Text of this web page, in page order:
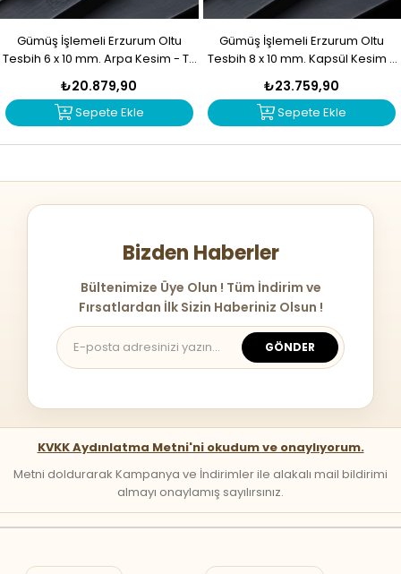
Gümüş İşlemeli Erzurum Oltu
Tesbih 6 x 10 mm. Arpa Kesim - T-
1916
₺20.879,90
Sepete Ekle
Gümüş İşlemeli Erzurum Oltu
Tesbih 8 x 10 mm. Kapsül Kesim -
T-1915
₺23.759,90
Sepete Ekle
Bizden Haberler
Bültenimize Üye Olun ! Tüm İndirim ve
Fırsatlardan İlk Sizin Haberiniz Olsun !
GÖNDER
KVKK Aydınlatma Metni'ni okudum ve onaylıyorum.
Metni doldurarak Kampanya ve İndirimler ile alakalı mail bildirimi
almayı onaylamış sayılırsınız.